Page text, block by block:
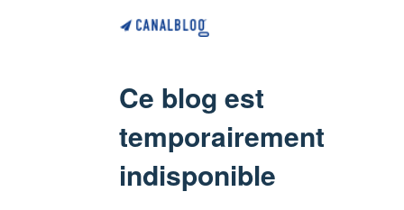
Ce blog est
temporairement
indisponible